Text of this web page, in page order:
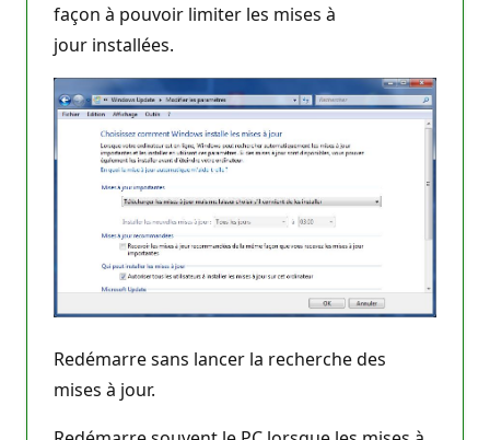
façon à pouvoir limiter les mises à
jour installées.
Redémarre sans lancer la recherche des
mises à jour.